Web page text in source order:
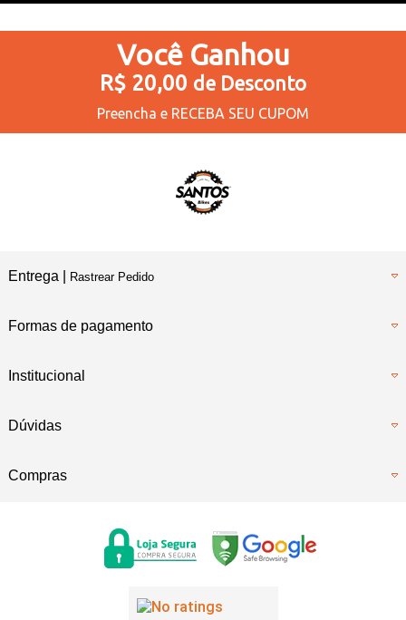
Você Ganhou
R$ 20,00 de Desconto
Preencha e RECEBA SEU CUPOM
Entrega | Rastrear Pedido
Formas de pagamento
Institucional
Dúvidas
Compras